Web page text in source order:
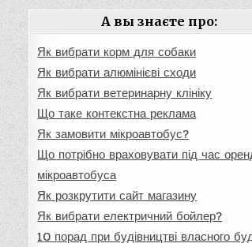
А вы знаєте про:
Як вибрати корм для собаки
Як вибрати алюмінієві сходи
Як вибрати ветеринарну клініку
Що таке контекстна реклама
Як замовити мікроавтобус?
Що потрібно враховувати під час
мікроавтобуса
Як розкрутити сайт магазину
Як вибрати електричний бойлер?
10 порад при будівництві власного